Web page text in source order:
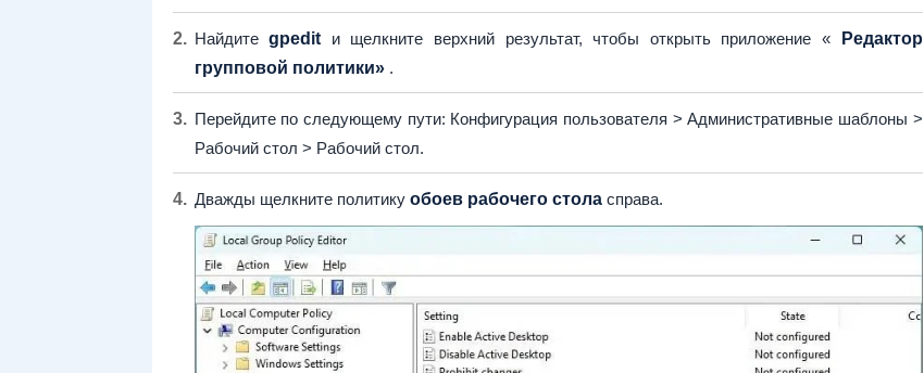
Найдитеgpedit и щелкните верхний результат, чтобы открыть приложение «
Редактор
групповой политики».
Перейдите по следующему пути: Конфигурация пользователя > Административные шаблоны >
Рабочий стол > Рабочий стол.
Дважды щелкните политику обоев рабочего столасправа.